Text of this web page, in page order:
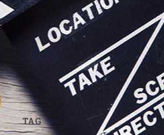
TAG